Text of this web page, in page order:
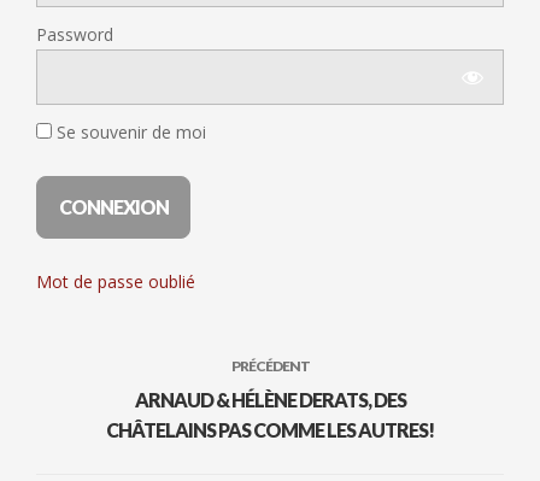
Password
Se souvenir de moi
Mot de passe oublié
PRÉCÉDENT
ARNAUD & HÉLÈNE DERATS, DES
CHÂTELAINS PAS COMME LES AUTRES!